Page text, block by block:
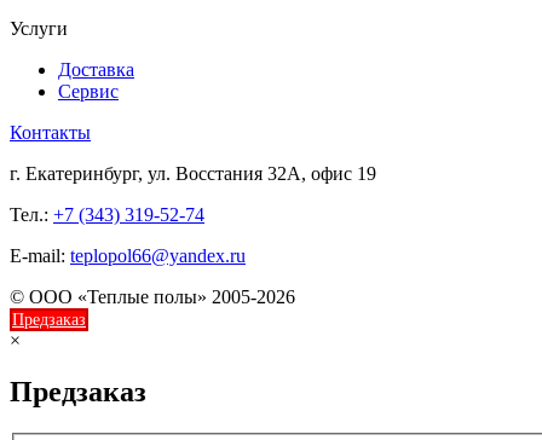
Услуги
Доставка
Сервис
Контакты
г. Екатеринбург, ул. Восстания 32А, офис 19
Тел.: +7 (343) 319-52-74
E-mail: teplopol66@yandex.ru
© ООО «Теплые полы» 2005-2026
Предзаказ
×
Предзаказ